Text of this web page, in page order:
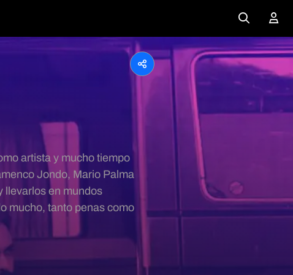
artista y mucho tiempo
Jondo, Mario Palma
llevarlos en mundos
mucho, tanto penas como